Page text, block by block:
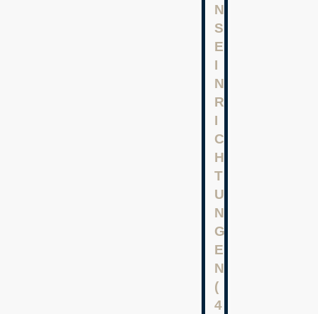
N
S
E
I
N
R
I
C
H
T
U
N
G
E
N
(
4